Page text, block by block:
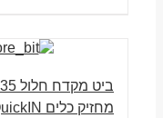
מחזיק כלים QuickIN